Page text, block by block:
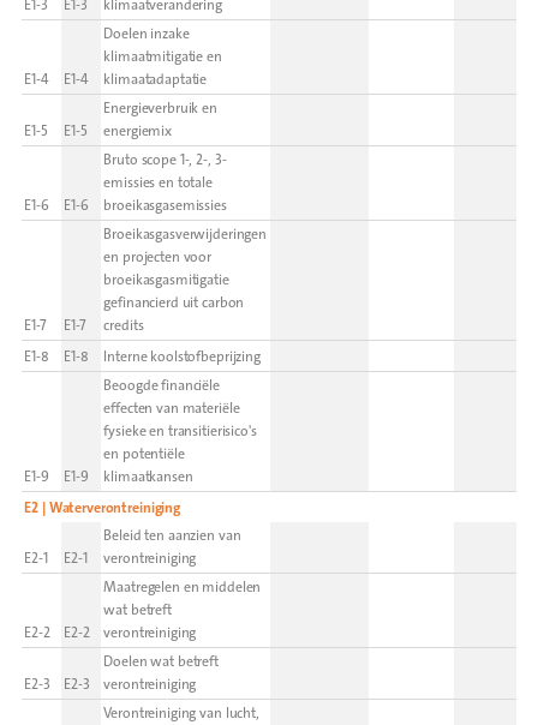
E1-3 E1-3 klimaatverandering
E1-4 E1-4
Doelen inzake
klimaatmitigatie en
klimaatadaptatie
E1-5 E1-5
Energieverbruik en
energiemix
E1-6 E1-6
Bruto scope 1-, 2-, 3-
emissies en totale
broeikasgasemissies
E1-7 E1-7
Broeikasgasverwijderingen
en projecten voor
broeikasgasmitigatie
gefinancierd uit carbon
credits
E1-8
E1-8 Interne koolstofbeprijzing
E1-9 E1-9
Beoogde financiële
effecten van materiële
fysieke en transitierisico's
en potentiële
klimaatkansen
E2 | Waterverontreiniging
E2-1 E2-1
Beleid ten aanzien van
verontreiniging
E2-2 E2-2
Maatregelen en middelen
wat betreft
verontreiniging
E2-3 E2-3
Doelen wat betreft
verontreiniging
Verontreiniging van lucht,